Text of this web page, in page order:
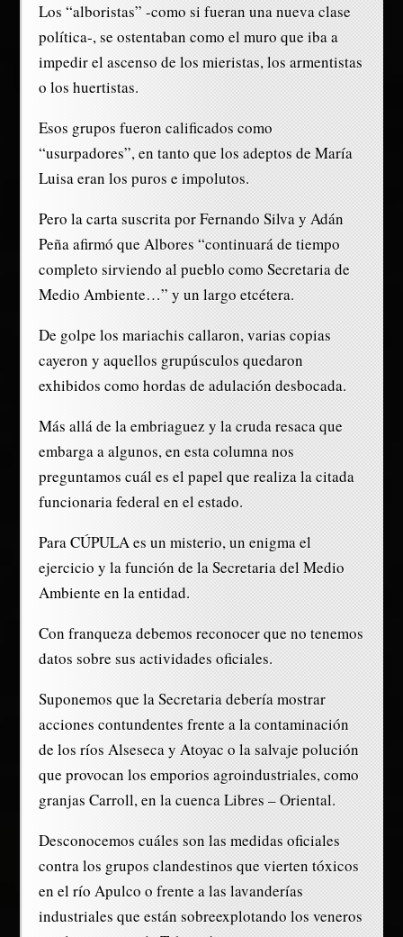
Los “alboristas” -como si fueran una nueva clase
política-, se ostentaban como el muro que iba a
impedir el ascenso de los mieristas, los armentistas
o los huertistas.
Esos grupos fueron calificados como
“usurpadores”, en tanto que los adeptos de María
Luisa eran los puros e impolutos.
Pero la carta suscrita por Fernando Silva y Adán
Peña afirmó que Albores “continuará de tiempo
completo sirviendo al pueblo como Secretaria de
Medio Ambiente…” y un largo etcétera.
De golpe los mariachis callaron, varias copias
cayeron y aquellos grupúsculos quedaron
exhibidos como hordas de adulación desbocada.
Más allá de la embriaguez y la cruda resaca que
embarga a algunos, en esta columna nos
preguntamos cuál es el papel que realiza la citada
funcionaria federal en el estado.
Para CÚPULA es un misterio, un enigma el
ejercicio y la función de la Secretaria del Medio
Ambiente en la entidad.
Con franqueza debemos reconocer que no tenemos
datos sobre sus actividades oficiales.
Suponemos que la Secretaria debería mostrar
acciones contundentes frente a la contaminación
de los ríos Alseseca y Atoyac o la salvaje polución
que provocan los emporios agroindustriales, como
granjas Carroll, en la cuenca Libres – Oriental.
Desconocemos cuáles son las medidas oficiales
contra los grupos clandestinos que vierten tóxicos
en el río Apulco o frente a las lavanderías
industriales que están sobreexplotando los veneros